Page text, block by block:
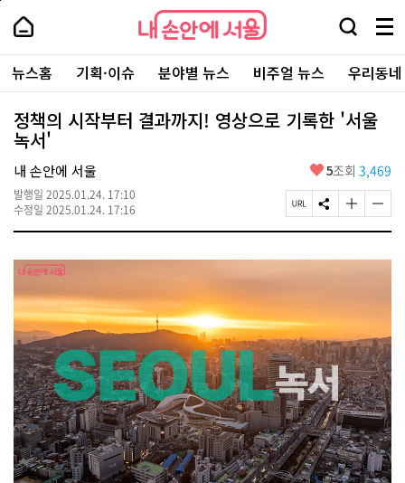
본
로
가
내
손
안
에
서
울
-
서
울
시
대
표
소
통
포
내
손
에
울
검
창
열
기
메
뉴
전
체
보
주
요
서
뉴스홈 기획·이슈 분야별 뉴스 비주얼 뉴스 우리동
정책의 시작부터 결과까지! 영상으로 기록한 '서울
녹서'
내 손안에 서울
발행일 2025.01.24. 17:10
수정일 2025.01.24. 17:16
좋
요
5조회 3,469
페
이
U
사
S
N
공
글
자
기
하
기
글
자
기
하
기
페
상
단
로